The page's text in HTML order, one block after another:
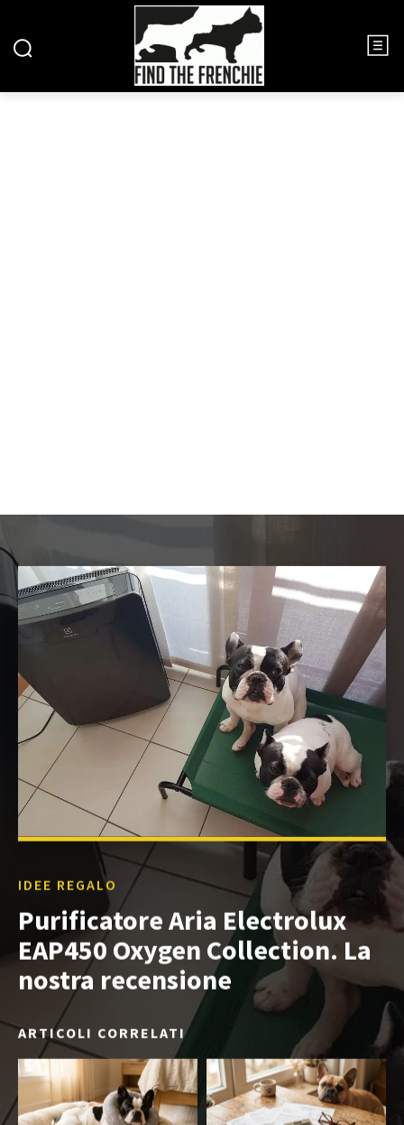
IDEE REGALO
Purificatore Aria Electrolux
EAP450 Oxygen Collection. La
nostra recensione
ARTICOLI CORRELATI